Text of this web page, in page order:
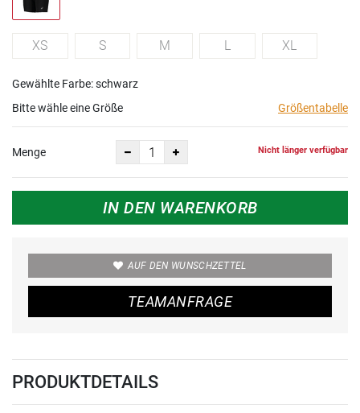
XS S M L XL
Gewählte Farbe: schwarz
Bitte wähle eine Größe
Größentabelle
Menge Nicht länger verfügbar
IN DEN WARENKORB
AUF DEN WUNSCHZETTEL
TEAMANFRAGE
PRODUKTDETAILS